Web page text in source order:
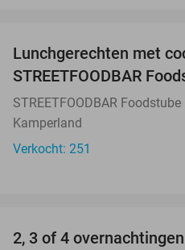
Lunchgerechten met
STREETFOODBAR
STREETFOODBAR
Kamperland
Verkocht: 251
2, 3 of 4